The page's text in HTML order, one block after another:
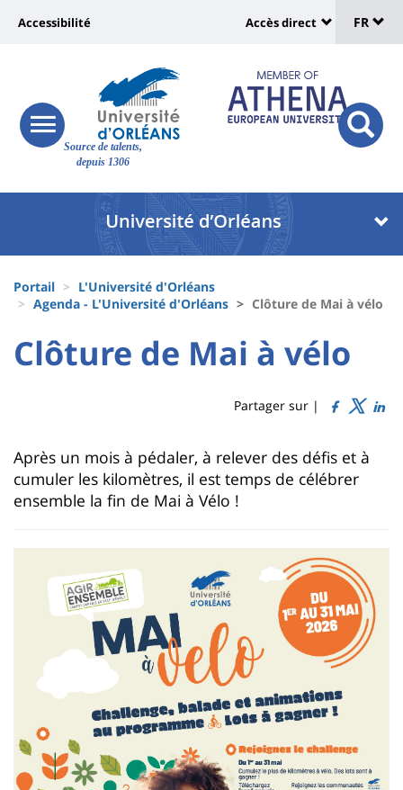
Site
Source de talents,
depuis 1306
Université
Recherche
responsive
menu
button
Université
vers
page
accessibilité
Accessibilité
:
Shortcut
links
Accès direct
de
FR
Université
Block
liste
composantes
d'Ariane
Portail
L'Université d'Orléans
Agenda - L'Université d'Orléans
Clôture de Mai à vélo
University
University
Titre
Clôture de Mai à vélo
Partager sur |
Contenu
de
la
principale
Après un mois à pédaler, à relever des défis et à
cumuler les kilomètres, il est temps de célébrer
ensemble la fin de Mai à Vélo !